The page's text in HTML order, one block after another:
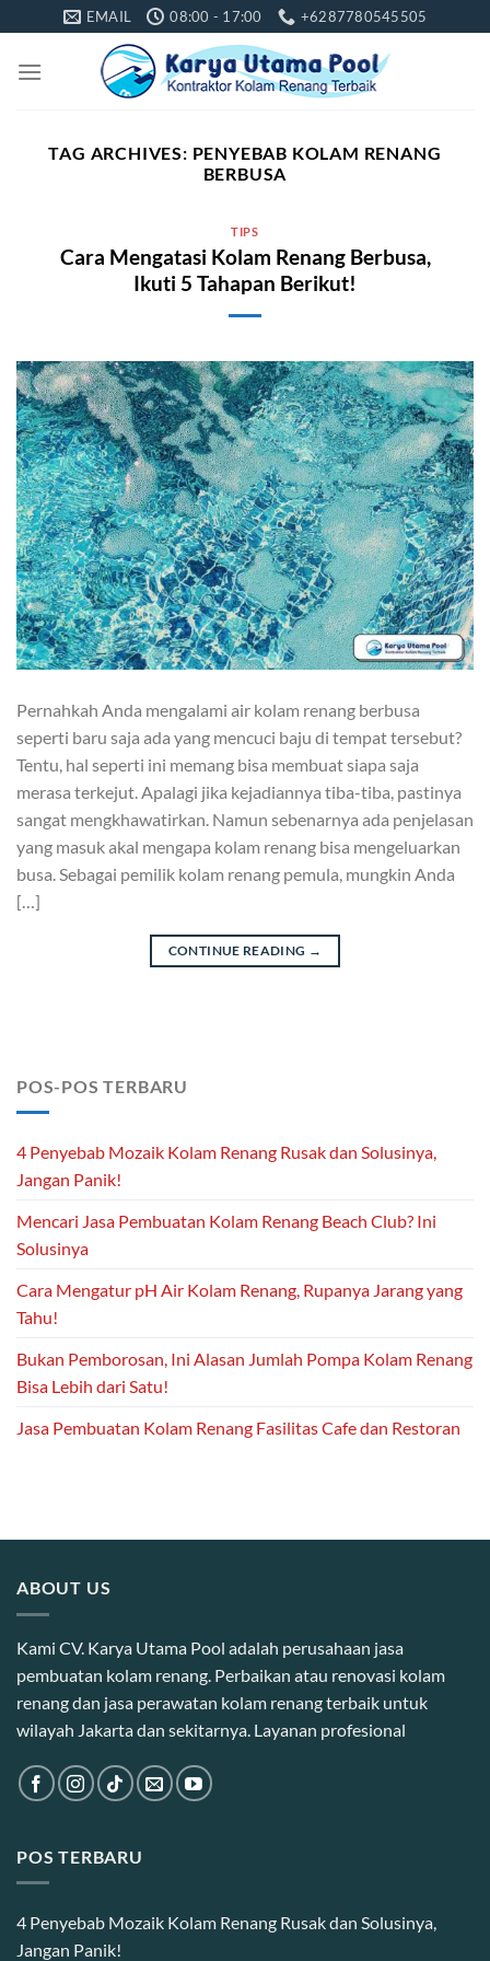
to
content
EMAIL 08:00 - 17:00 +6287780545505
TAG ARCHIVES: PENYEBAB KOLAM RENANG
BERBUSA
TIPS
Cara Mengatasi Kolam Renang Berbusa,
Ikuti 5 Tahapan Berikut!
Pernahkah Anda mengalami air kolam renang berbusa
seperti baru saja ada yang mencuci baju di tempat tersebut?
Tentu, hal seperti ini memang bisa membuat siapa saja
merasa terkejut. Apalagi jika kejadiannya tiba-tiba, pastinya
sangat mengkhawatirkan. Namun sebenarnya ada penjelasan
yang masuk akal mengapa kolam renang bisa mengeluarkan
busa. Sebagai pemilik kolam renang pemula, mungkin Anda
[…]
CONTINUE READING →
POS-POS TERBARU
4 Penyebab Mozaik Kolam Renang Rusak dan Solusinya,
Jangan Panik!
Mencari Jasa Pembuatan Kolam Renang Beach Club? Ini
Solusinya
Cara Mengatur pH Air Kolam Renang, Rupanya Jarang yang
Tahu!
Bukan Pemborosan, Ini Alasan Jumlah Pompa Kolam Renang
Bisa Lebih dari Satu!
Jasa Pembuatan Kolam Renang Fasilitas Cafe dan Restoran
ABOUT US
Kami CV. Karya Utama Pool adalah perusahaan jasa
pembuatan kolam renang. Perbaikan atau renovasi kolam
renang dan jasa perawatan kolam renang terbaik untuk
wilayah Jakarta dan sekitarnya. Layanan profesional
POS TERBARU
4 Penyebab Mozaik Kolam Renang Rusak dan Solusinya,
Jangan Panik!